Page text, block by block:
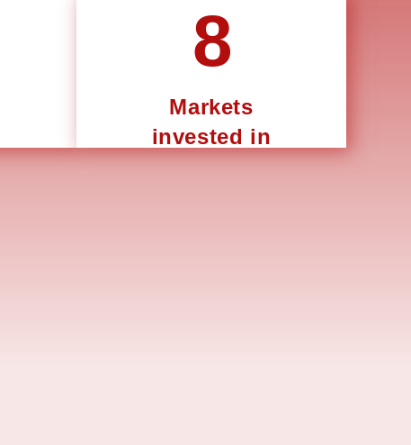
8
Markets
invested in